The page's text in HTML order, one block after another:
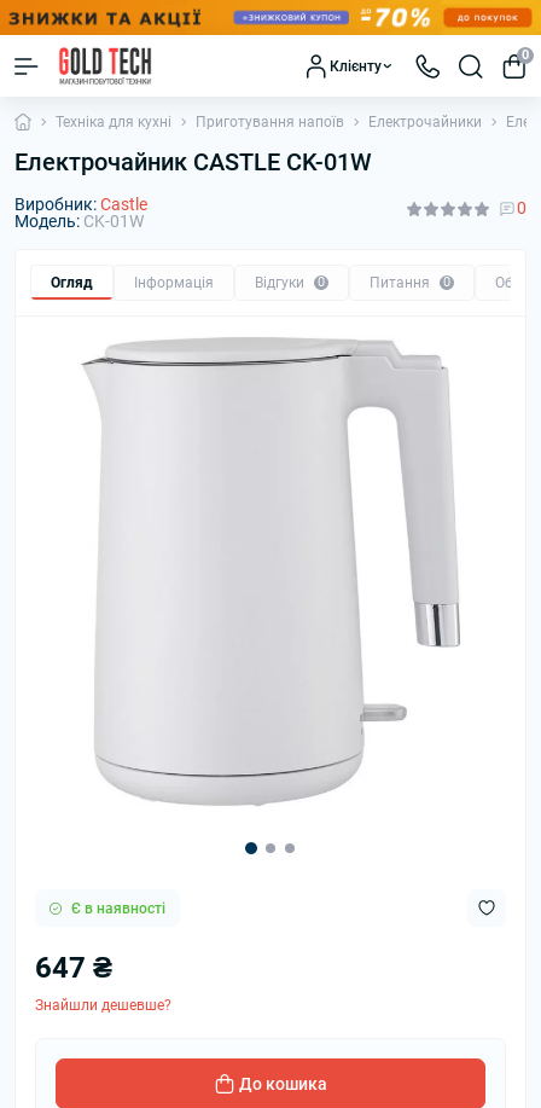
Клієнту
0
Техніка для кухні Приготування напоїв Електрочайники
Електрочайник CASTLE CK-01W
Виробник:Castle
Модель: CK-01W
0
Огляд Інформація Відгуки 0 Питання 0 Обмін
Є в наявності
647 ₴
Знайшли дешевше?
До кошика